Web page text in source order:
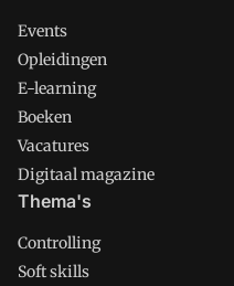
Events
Opleidingen
E-learning
Boeken
Vacatures
Digitaal magazine
Thema's
Controlling
Soft skills